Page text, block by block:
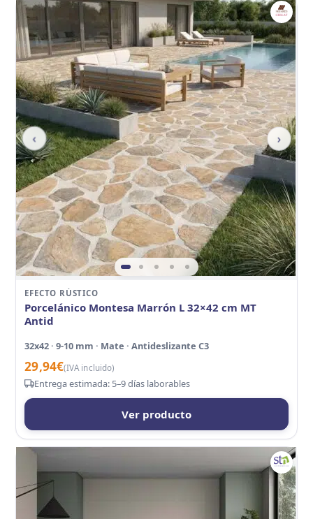
‹ ›
EFECTO RÚSTICO
Porcelánico Montesa Marrón L 32×42 cm MT
Antid
32x42 · 9-10 mm · Mate · Antideslizante C3
29,94€(IVA incluido)
Entrega estimada: 5–9 días laborables
Ver producto